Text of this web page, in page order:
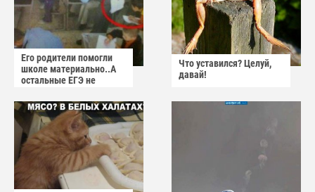
Его родители помогли
школе материально..А
остальные ЕГЭ не
Что уставился? Целуй,
давай!